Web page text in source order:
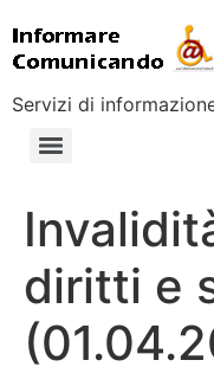
Servizi di
diritti e